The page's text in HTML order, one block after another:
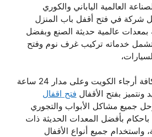
العالمية الياباني والكوري
شركة في فتح أقفل باب المنزل
بمعدات عالمية حديثة الصنع وبفضل
تشمل خدماته تركيب غرف نوم وفتح
حيث أننا نغطي كافة أرجاء الكويت وعلى مدار 24 ساعة
بفتح الأقفال فتح اقفال
وحل جميع مشاكل الأبواب والتجوري
باحكام بأفضل المعدات الحديثة ذات
واستخدام جميع أنواع الأقفال